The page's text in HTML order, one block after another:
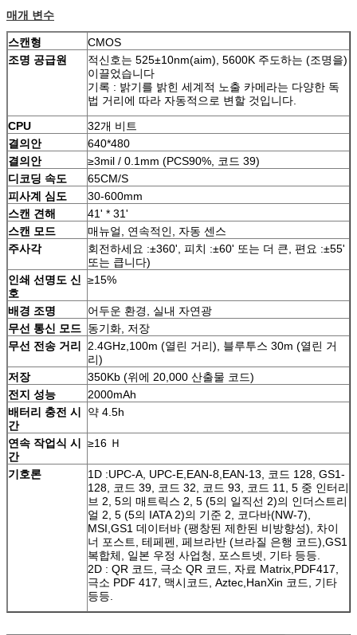
매개 변수
스캔형
CMOS
조명 공급원
적신호는 525±10nm(aim), 5600K 주도하는 (조명을)
이끌었습니다
기록 : 밝기를 밝힌 세계적 노출 카메라는 다양한 독
법 거리에 따라 자동적으로 변할 것입니다.
CPU
32개 비트
결의안
640*480
결의안
≥3mil / 0.1mm (PCS90%, 코드 39)
디코딩 속도
65CM/S
피사계 심도
30-600mm
스캔 견해
41' * 31'
스캔 모드
매뉴얼, 연속적인, 자동 센스
주사각
회전하세요 :±360', 피치 :±60' 또는 더 큰, 편요 :±55'
또는 큽니다)
인쇄 선명도 신
호
≥15%
배경 조명
어두운 환경, 실내 자연광
무선 통신 모드 동기화, 저장
무선 전송 거리
2.4GHz,100m (열린 거리), 블루투스 30m (열린 거
리)
저장
350Kb (위에 20,000 산출물 코드)
전지 성능
2000mAh
배터리 충전 시
간
약 4.5h
연속 작업식 시
간
≥16 Ｈ
기호론
1D :UPC-A, UPC-E,EAN-8,EAN-13, 코드 128, GS1-
128, 코드 39, 코드 32, 코드 93, 코드 11, 5 중 인터리
브 2, 5의 매트릭스 2, 5 (5의 일직선 2)의 인더스트리
얼 2, 5 (5의 IATA 2)의 기준 2, 코다바(NW-7),
MSI,GS1 데이터바 (팽창된 제한된 비방향성), 차이
너 포스트, 테페펜, 페브라반 (브라질 은행 코드),GS1
복합체, 일본 우정 사업청, 포스트넷, 기타 등등.
2D : QR 코드, 극소 QR 코드, 자료 Matrix,PDF417,
극소 PDF 417, 맥시코드, Aztec,HanXin 코드, 기타
등등.